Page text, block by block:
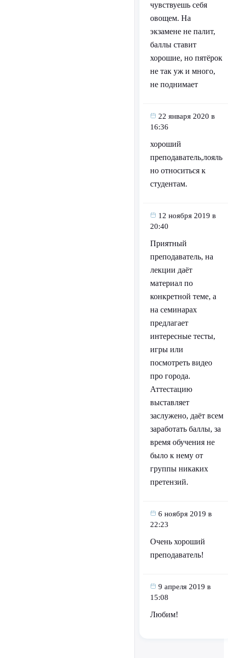
чувствуешь себя
овощем. На
экзамене не палит,
баллы ставит
хорошие, но пятёрок
не так уж и много,
не поднимает
22 января 2020 в
16:36
хороший
преподаватель,лояль
но относиться к
студентам.
12 ноября 2019 в
20:40
Приятный
преподаватель, на
лекции даёт
материал по
конкретной теме, а
на семинарах
предлагает
интересные тесты,
игры или
посмотреть видео
про города.
Аттестацию
выставляет
заслужено, даёт всем
заработать баллы, за
время обучения не
было к нему от
группы никаких
претензий.
6 ноября 2019 в
22:23
Очень хороший
преподаватель!
9 апреля 2019 в
15:08
Любим!